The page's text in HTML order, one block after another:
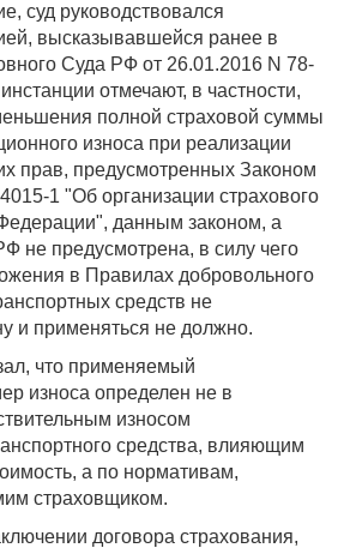
суд руководствовался
высказывавшейся ранее в
Суда РФ от 26.01.2016 N 78-
отмечают, в частности,
полной страховой суммы
износа при реализации
прав, предусмотренных Законом
1 "Об организации страхового
данным законом, а
не предусмотрена, в силу чего
в Правилах добровольного
средств не
и применяться не должно.
что применяемый
износа определен не в
износом
средства, влияющим
а по нормативам,
страховщиком.
договора страхования,